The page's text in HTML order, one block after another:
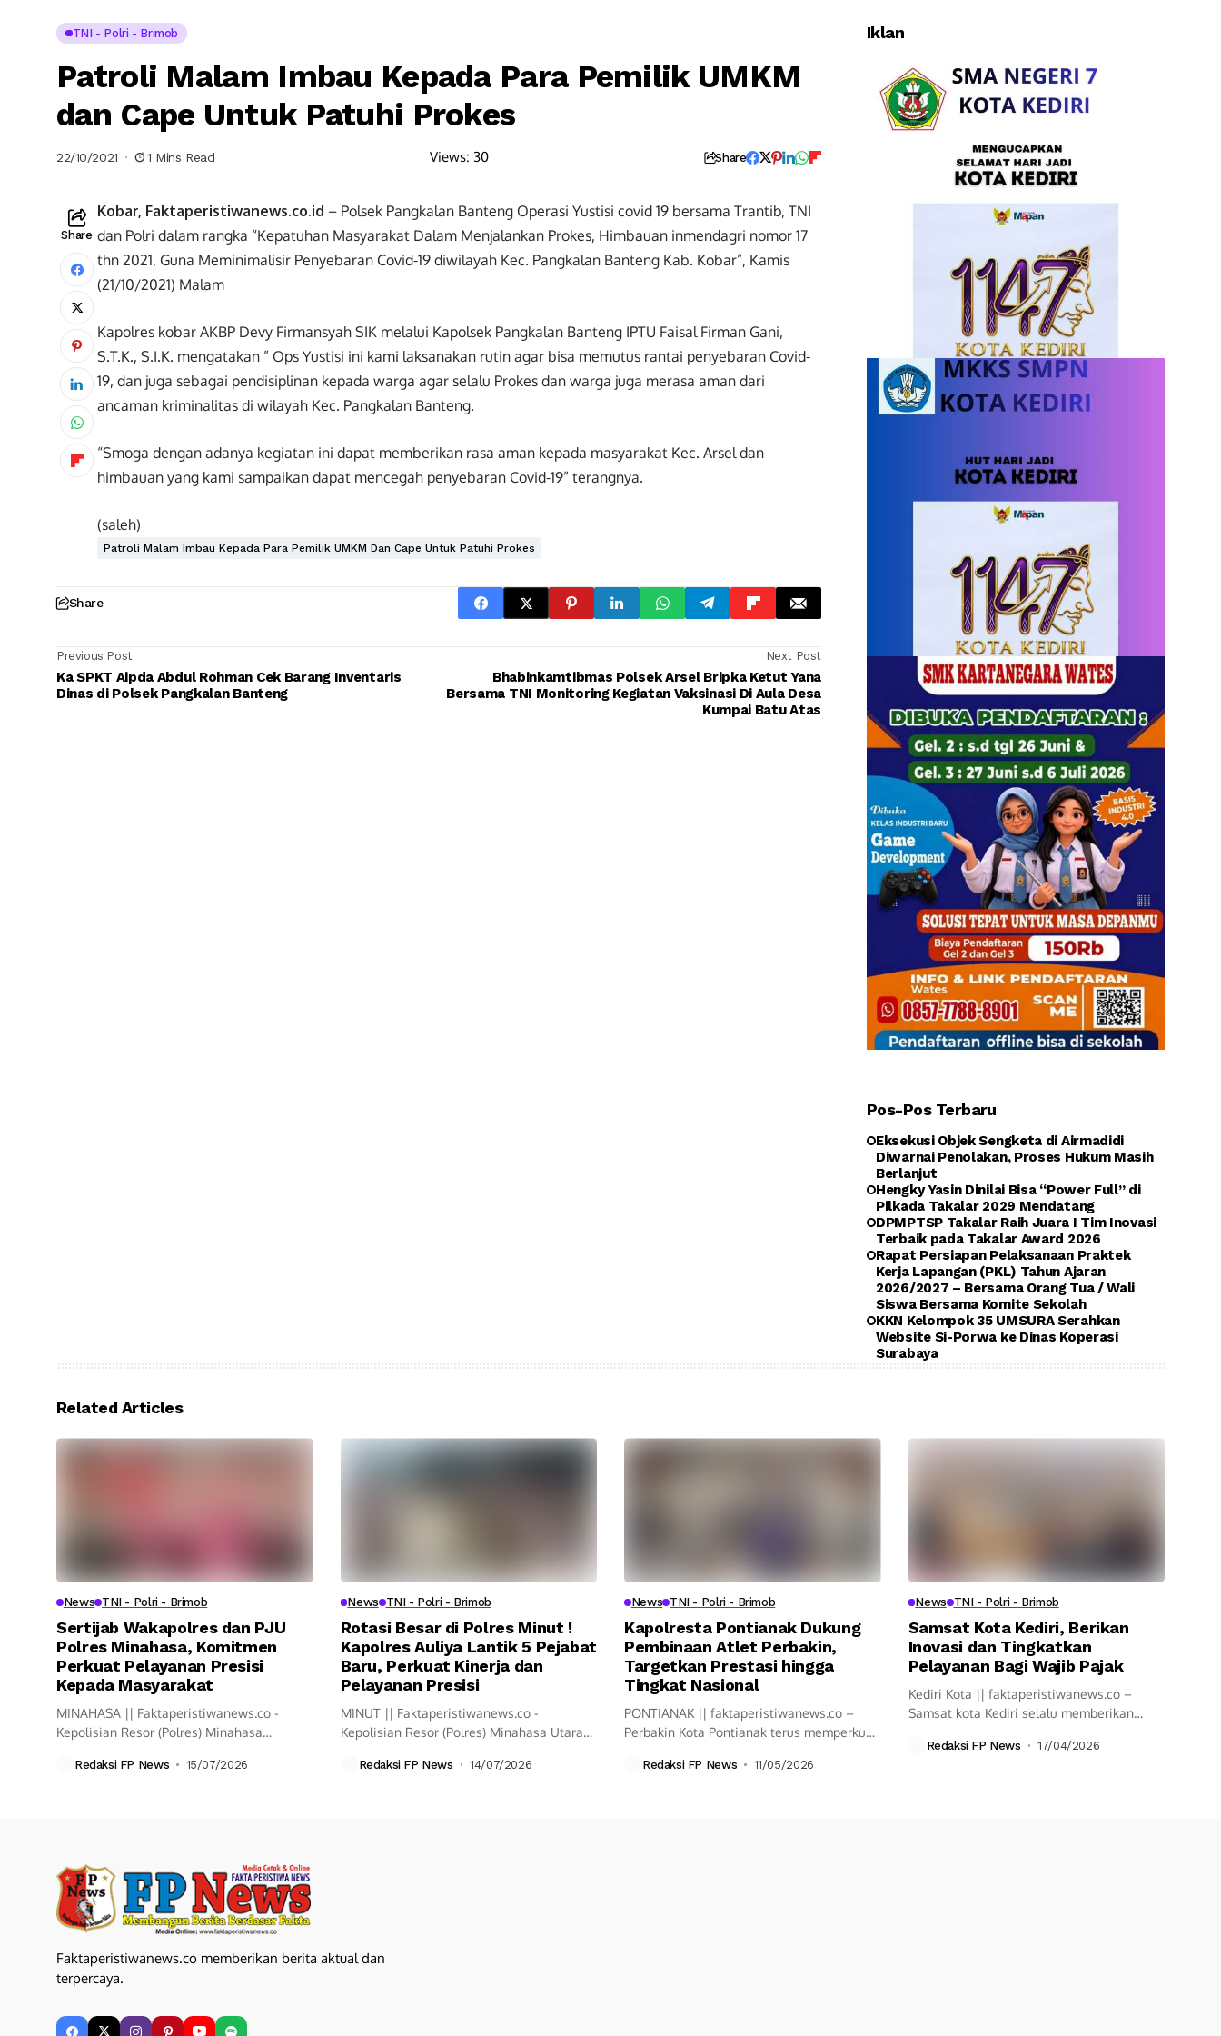
TNI - Polri - Brimob
Patroli Malam Imbau Kepada Para Pemilik UMKM
dan Cape Untuk Patuhi Prokes
22/10/2021 1 Mins Read Views: 30 Share
Share
Kobar, Faktaperistiwanews.co.id – Polsek Pangkalan Banteng Operasi Yustisi covid 19 bersama Trantib, TNI
dan Polri dalam rangka “Kepatuhan Masyarakat Dalam Menjalankan Prokes, Himbauan inmendagri nomor 17
thn 2021, Guna Meminimalisir Penyebaran Covid-19 diwilayah Kec. Pangkalan Banteng Kab. Kobar”, Kamis
(21/10/2021) Malam
Kapolres kobar AKBP Devy Firmansyah SIK melalui Kapolsek Pangkalan Banteng IPTU Faisal Firman Gani,
S.T.K., S.I.K. mengatakan ” Ops Yustisi ini kami laksanakan rutin agar bisa memutus rantai penyebaran Covid-
19, dan juga sebagai pendisiplinan kepada warga agar selalu Prokes dan warga juga merasa aman dari
ancaman kriminalitas di wilayah Kec. Pangkalan Banteng.
“Smoga dengan adanya kegiatan ini dapat memberikan rasa aman kepada masyarakat Kec. Arsel dan
himbauan yang kami sampaikan dapat mencegah penyebaran Covid-19” terangnya.
(saleh)
Patroli Malam Imbau Kepada Para Pemilik UMKM Dan Cape Untuk Patuhi Prokes
Share
Previous Post
Ka SPKT Aipda Abdul Rohman Cek Barang Inventaris
Dinas di Polsek Pangkalan Banteng
Next Post
Bhabinkamtibmas Polsek Arsel Bripka Ketut Yana
Bersama TNI Monitoring Kegiatan Vaksinasi Di Aula Desa
Kumpai Batu Atas
Iklan
Pos-Pos Terbaru
Eksekusi Objek Sengketa di Airmadidi
Diwarnai Penolakan, Proses Hukum Masih
Berlanjut
Hengky Yasin Dinilai Bisa “Power Full” di
Pilkada Takalar 2029 Mendatang
DPMPTSP Takalar Raih Juara I Tim Inovasi
Terbaik pada Takalar Award 2026
Rapat Persiapan Pelaksanaan Praktek
Kerja Lapangan (PKL) Tahun Ajaran
2026/2027 – Bersama Orang Tua / Wali
Siswa Bersama Komite Sekolah
KKN Kelompok 35 UMSURA Serahkan
Website Si-Porwa ke Dinas Koperasi
Surabaya
Related Articles
News TNI - Polri - Brimob
Sertijab Wakapolres dan PJU
Polres Minahasa, Komitmen
Perkuat Pelayanan Presisi
Kepada Masyarakat
MINAHASA || Faktaperistiwanews.co -
Kepolisian Resor (Polres) Minahasa
Jabatan...
Redaksi FP News 15/07/2026
News TNI - Polri - Brimob
Rotasi Besar di Polres Minut !
Kapolres Auliya Lantik 5 Pejabat
Baru, Perkuat Kinerja dan
Pelayanan Presisi
MINUT || Faktaperistiwanews.co -
Kepolisian Resor (Polres) Minahasa Utara
Redaksi FP News 14/07/2026
News TNI - Polri - Brimob
Kapolresta Pontianak Dukung
Pembinaan Atlet Perbakin,
Targetkan Prestasi hingga
Tingkat Nasional
PONTIANAK || faktaperistiwanews.co –
Perbakin Kota Pontianak terus memperkuat
Redaksi FP News 11/05/2026
News TNI - Polri - Brimob
Samsat Kota Kediri, Berikan
Inovasi dan Tingkatkan
Pelayanan Bagi Wajib Pajak
Kediri Kota || faktaperistiwanews.co –
Samsat kota Kediri selalu memberikan
Redaksi FP News 17/04/2026
Faktaperistiwanews.co memberikan berita aktual dan
terpercaya.